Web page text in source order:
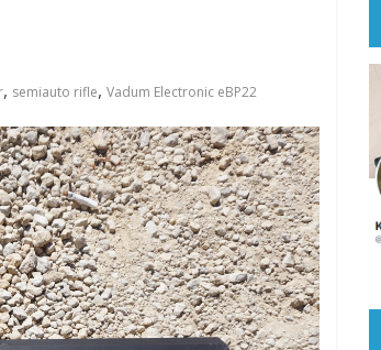
, semiauto rifle, Vadum Electronic eBP22